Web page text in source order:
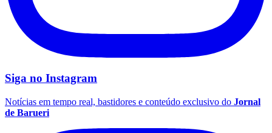
Siga no Instagram
Notícias em tempo real, bastidores e conteúdo exclusivo do Jornal
de Barueri